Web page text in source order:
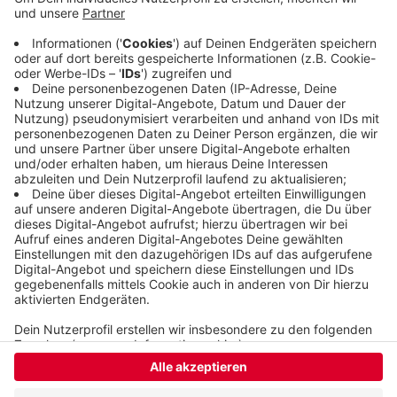
arbeitet daran, KI noch weiter zu integrieren und
der Uni. Demnach soll eine ganzheitliche KI-
Kompetenz aufgebaut werden. Dafür gibt es eine
Förderung, direkt vom Rektorat der Uni.
Veröffentlicht:Mittwoch, 03.09.2025 06:18
Anzeige
Anzeige